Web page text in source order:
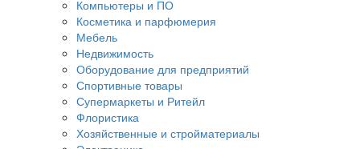
Компьютеры и ПО
Косметика и парфюмерия
Мебель
Недвижимость
Оборудование для предприятий
Спортивные товары
Супермаркеты и Ритейл
Флористика
Хозяйственные и стройматериалы